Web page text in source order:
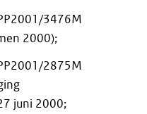
3476M
2000);
2875M
juni 2000;